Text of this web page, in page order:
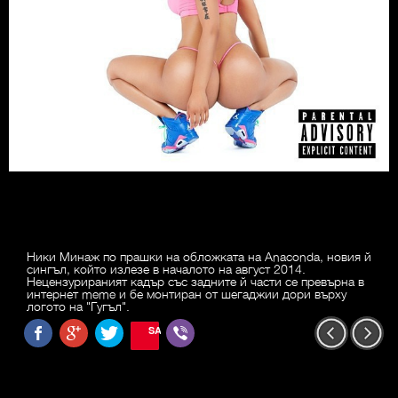
Ники Минаж по прашки на обложката на Anaconda, новия й
сингъл, който излезе в началото на август 2014.
Нецензурираният кадър със задните й части се превърна в
интернет meme и бе монтиран от шегаджии дори върху
логото на "Гугъл".
SAVE